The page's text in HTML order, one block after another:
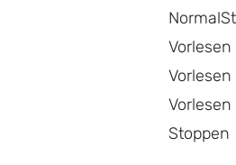
Normal
Vorlesen
Stoppen